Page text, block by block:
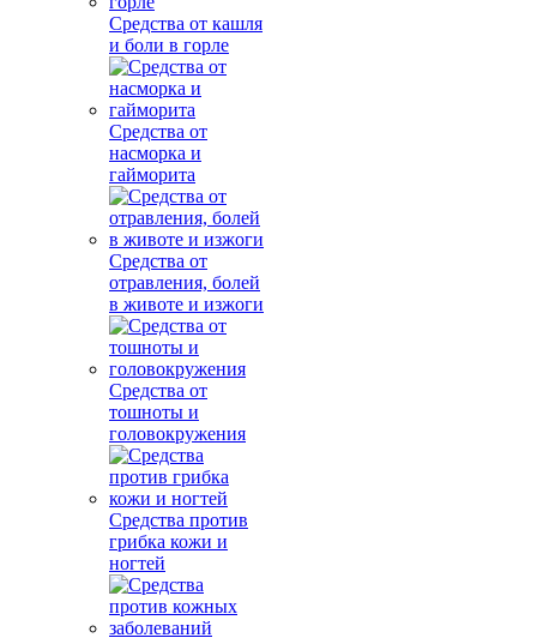
Средства от кашля
и боли в горле
Средства от
насморка и
гайморита
Средства от
отравления, болей
в животе и изжоги
Средства от
тошноты и
головокружения
Средства против
грибка кожи и
ногтей